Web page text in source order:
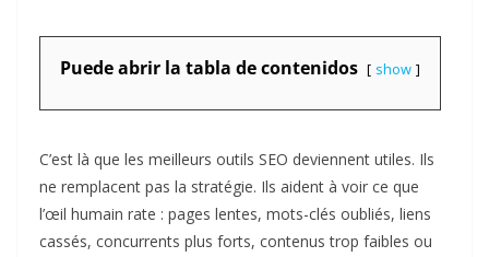
Puede abrir la tabla de contenidos show
C’est là que les meilleurs outils SEO deviennent utiles. Ils
ne remplacent pas la stratégie. Ils aident à voir ce que
l’œil humain rate : pages lentes, mots-clés oubliés, liens
cassés, concurrents plus forts, contenus trop faibles ou